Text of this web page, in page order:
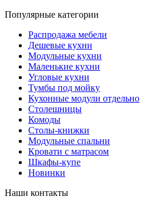
Популярные категории
Распродажа мебели
Дешевые кухни
Модульные кухни
Маленькие кухни
Угловые кухни
Тумбы под мойку
Кухонные модули отдельно
Столешницы
Комоды
Столы-книжки
Модульные спальни
Кровати с матрасом
Шкафы-купе
Новинки
Наши контакты